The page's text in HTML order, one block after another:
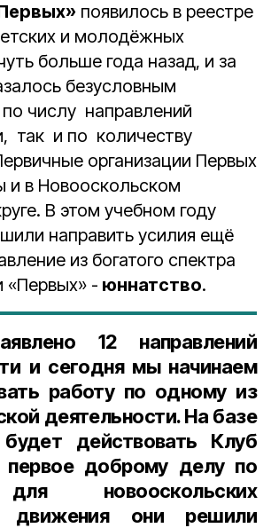
появилось в реестре
и молодёжных
больше года назад, и за
безусловным
числу направлений
так и по количеству
организации Первых
и в Новооскольском
В этом учебном году
направить усилия ещё
из богатого спектра
«Первых» - юннатство.
12 направлений
и сегодня мы начинаем
работу по одному из
деятельности. На базе
действовать Клуб
доброму делу по
новооскольских
движения они решили